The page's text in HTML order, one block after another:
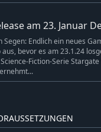
am 23. Januar
Segen: Endlich ein neues
bevor es am 23.1.24
Fiction-Serie